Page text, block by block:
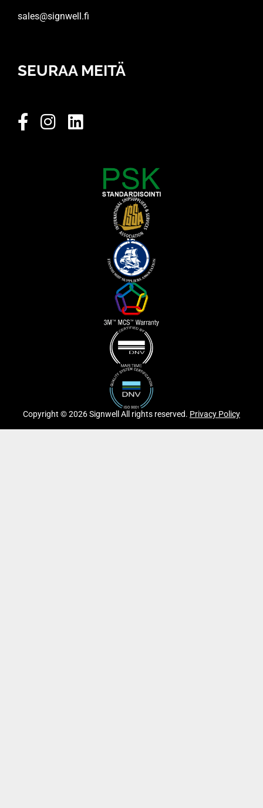
sales@signwell.fi
SEURAA MEITÄ
Copyright © 2026 Signwell All rights reserved. Privacy Policy